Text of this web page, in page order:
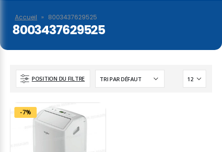
Accueil » 8003437629525
8003437629525
POSITION DU FILTRE
-7%